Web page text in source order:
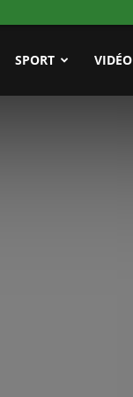
SPORT VIDÉO